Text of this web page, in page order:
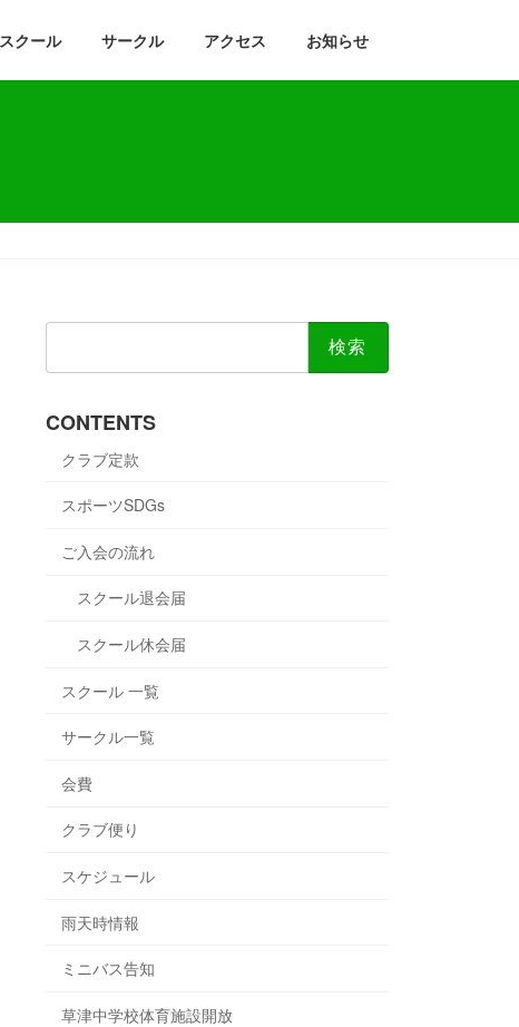
スクール サークル アクセス お知らせ
CONTENTS
クラブ定款
スポーツSDGs
ご入会の流れ
スクール退会届
スクール休会届
スクール 一覧
サークル一覧
会費
クラブ便り
スケジュール
雨天時情報
ミニバス告知
草津中学校体育施設開放